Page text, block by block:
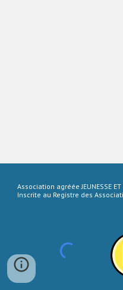
Association agréée JEUNESSE
Inscrite au Registre des